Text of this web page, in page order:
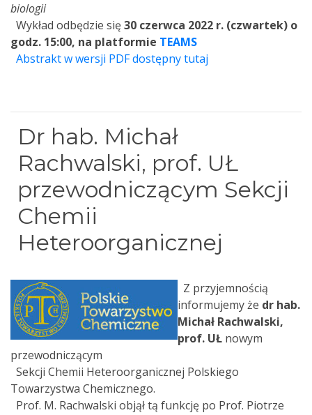
biologii
Wykład odbędzie się30 czerwca 2022 r. (czwartek) o
godz. 15:00, na platformie TEAMS
Abstrakt w wersji PDF dostępny tutaj
Dr hab. Michał
Rachwalski, prof. UŁ
przewodniczącym Sekcji
Chemii
Heteroorganicznej
Z przyjemnością
informujemy że dr hab.
Michał Rachwalski,
prof. UŁ nowym
przewodniczącym
Sekcji Chemii Heteroorganicznej Polskiego
Towarzystwa Chemicznego.
Prof. M. Rachwalski objął tą funkcję po Prof. Piotrze